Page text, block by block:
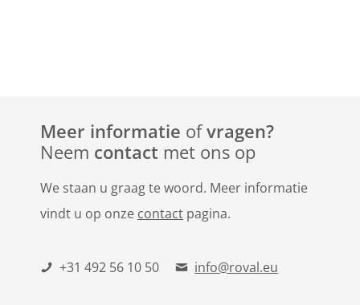
Meer informatie ofvragen?
Neem contact met ons op
We staan u graag te woord. Meer informatie
vindt u op onze contact pagina.
+31 492 56 10 50 info@roval.eu